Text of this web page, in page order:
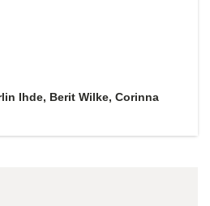
Ihde, Berit Wilke, Corinna